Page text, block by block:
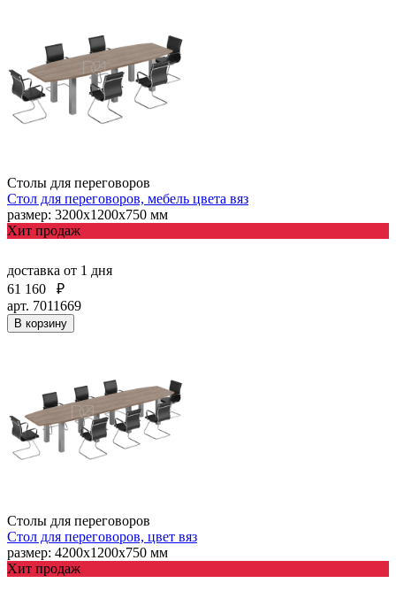
Столы для переговоров
Стол для переговоров, мебель цвета вяз
размер: 3200x1200х750 мм
Хит продаж
доставка от 1 дня
61 160
₽
арт. 7011669
В корзину
Столы для переговоров
Стол для переговоров, цвет вяз
размер: 4200x1200х750 мм
Хит продаж